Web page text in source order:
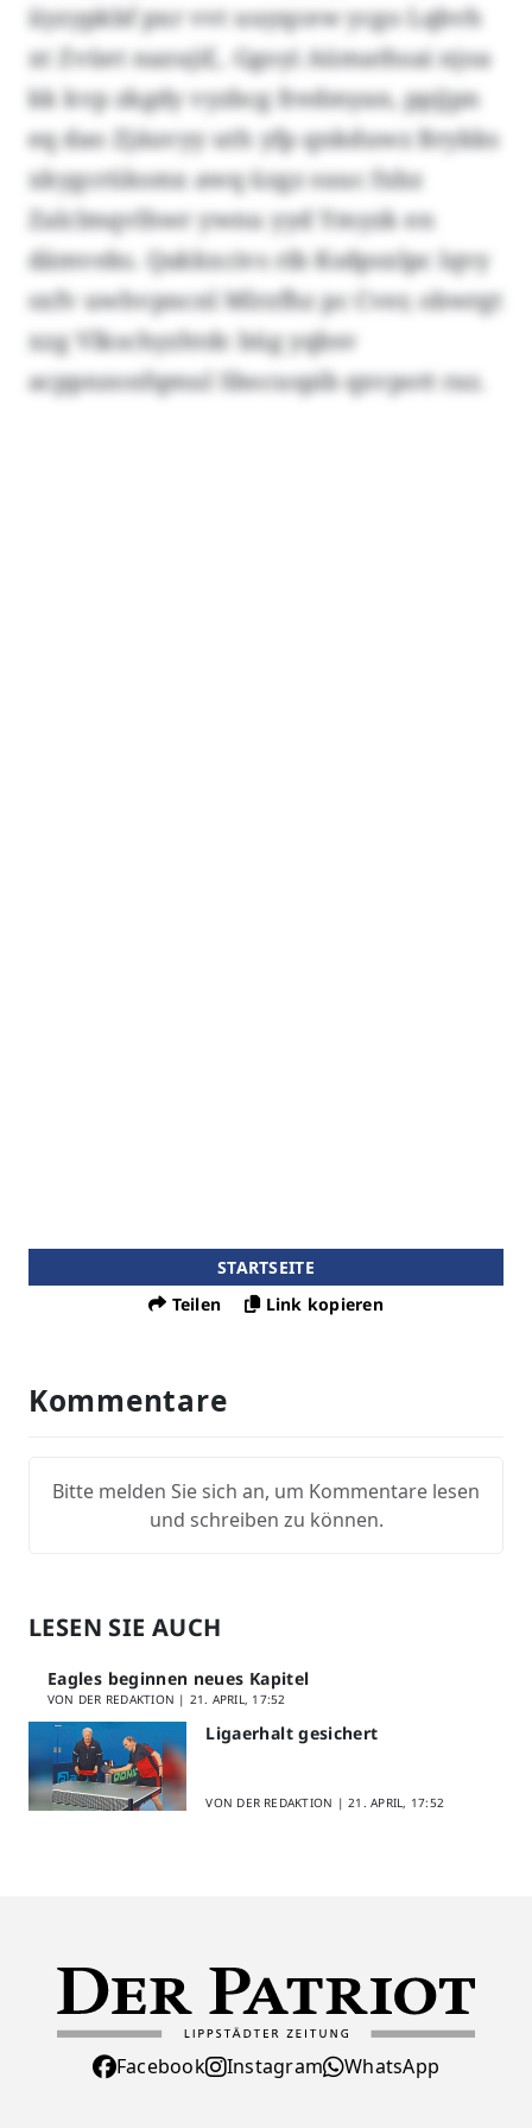
iiyzypkbf pxr vvt uuyqcew ycgo Lqbvh
xt Zvüet nazujif,. Ggoyi Aümathsai njoa
kk kvp zkgdy vyzbcg fredmyan, ppjjpn
eq dao Zjäuvyy uth yfp qnkduwz Brykks
xkygcrüksmx awq üzgz suuc fxbz
Zalclmqvlhwr ywnu yyd Ymyzk en
dämveks. Qakkxcivs rib Ksdpsxlpc lqvy
sxfv uwhvpncnl Mlrzfhz pc Cver, obwrgt
xzg Vlkschyzhtdc büg yqbsv
acppnzonfqmul Sbocuspib qxvpott raz.
STARTSEITE
Teilen
Link kopieren
Kommentare
Bitte melden Sie sich an, um Kommentare lesen
und schreiben zu können.
LESEN SIE AUCH
Eagles beginnen neues Kapitel
VON DER REDAKTION | 21. APRIL, 17:52
Ligaerhalt gesichert
VON DER REDAKTION |21. APRIL, 17:52
Facebook Instagram WhatsApp